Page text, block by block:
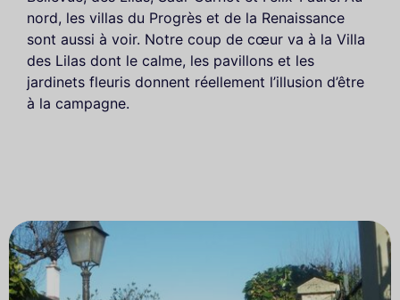
nord, les villas du Progrès et de la Renaissance
sont aussi à voir. Notre coup de cœur va à la Villa
des Lilas dont le calme, les pavillons et les
jardinets fleuris donnent réellement l’illusion d’être
à la campagne.